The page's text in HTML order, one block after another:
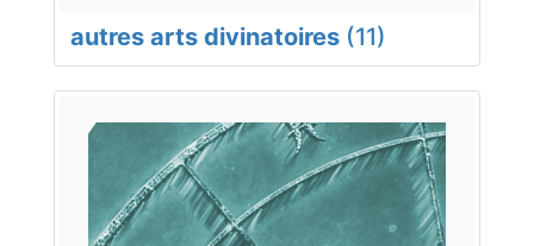
autres arts divinatoires (11)